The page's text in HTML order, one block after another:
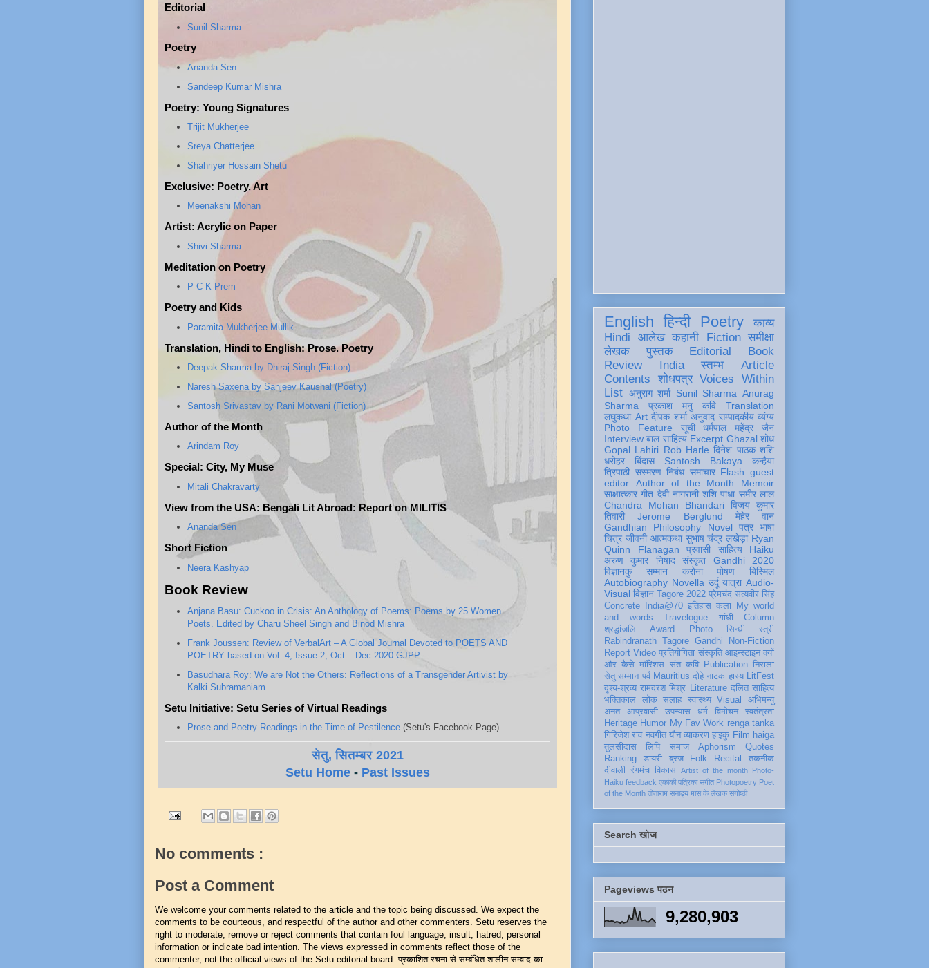
Editorial
Sunil Sharma
Poetry
Ananda Sen
Sandeep Kumar Mishra
Poetry: Young Signatures
Trijit Mukherjee
Sreya Chatterjee
Shahriyer Hossain Shetu
Exclusive: Poetry, Art
Meenakshi Mohan
Artist: Acrylic on Paper
Shivi Sharma
Meditation on Poetry
P C K Prem
Poetry and Kids
Paramita Mukherjee Mullik
Translation, Hindi to English: Prose. Poetry
Deepak Sharma by Dhiraj Singh (Fiction)
Naresh Saxena by Sanjeev Kaushal (Poetry)
Santosh Srivastav by Rani Motwani (Fiction)
Author of the Month
Arindam Roy
Special: City, My Muse
Mitali Chakravarty
View from the USA: Bengali Lit Abroad: Report on MILITIS
Ananda Sen
Short Fiction
Neera Kashyap
Book Review
Anjana Basu: Cuckoo in Crisis: An Anthology of Poems: Poems by 25 Women
Poets. Edited by Charu Sheel Singh and Binod Mishra
Frank Joussen: Review of VerbalArt – A Global Journal Devoted to POETS AND
POETRY based on Vol.-4, Issue-2, Oct – Dec 2020:GJPP
Basudhara Roy: We are Not the Others: Reflections of a Transgender Artivist by
Kalki Subramaniam
Setu Initiative: Setu Series of Virtual Readings
Prose and Poetry Readings in the Time of Pestilence(Setu's Facebook Page)
सेतु, सितम्बर 2021
Setu Home- Past Issues
No comments :
Post a Comment
We welcome your comments related to the article and the topic being discussed. We expect the
comments to be courteous, and respectful of the author and other commenters. Setu reserves the
right to moderate, remove or reject comments that contain foul language, insult, hatred, personal
information or indicate bad intention. The views expressed in comments reflect those of the
commenter, not the official views of the Setu editorial board. प्रकाशित रचना से सम्बंधित शालीन सम्वाद का
English हिन्दी Poetry
काव्य
Hindi
आलेख कहानी Fiction समीक्षा
लेखक
पुस्तक Editorial
Book
Review
India स्तम्भ
Article
Contents
शोधपत्र Voices Within
List अनुराग शर्मा Sunil Sharma Anurag
Sharma
प्रकाश मनु कवि
Translation
लघुकथा Art दीपक शर्मा अनुवाद सम्पादकीय व्यंग्य
Photo Feature
सूची
धर्मपाल महेंद्र जैन
Interview बाल साहित्य Excerpt Ghazal शोध
Gopal Lahiri Rob Harle दिनेश पाठक शशि
धरोहर
बिंदास Santosh Bakaya
कन्हैया
त्रिपाठी संस्मरण निबंध समाचार Flash guest
editor
Author of the Month
Memoir
साक्षात्कार गीत देवी नागरानी शशि पाधा समीर लाल
Chandra Mohan Bhandari विजय कुमार
तिवारी
Jerome Berglund
मेहेर वान
Gandhian Philosophy
Novel पत्र भाषा
चित्र जीवनी आत्मकथा सुभाष चंद्र लखेड़ा Ryan
Quinn Flanagan
प्रवासी साहित्य
Haiku
अरुण कुमार निषाद
संस्कृत
Gandhi 2020
विज्ञानकु
सम्मान करोना पोषण
बिस्मिल
Autobiography Novella उर्दू यात्रा Audio-
Visual विज्ञान Tagore 2022 प्रेमचंद सत्यवीर सिंह
Concrete
India@70 इतिहास कला
My world
and words
Travelogue गांधी
Column
श्रद्धांजलि
Award Photo सिन्धी
स्त्री
Rabindranath Tagore Gandhi
Non-Fiction
Report Video प्रतियोगिता संस्कृति आइन्स्टाइन क्यों
और कैसे मॉरिशस संत कवि Publication निराला
सेतु सम्मान पर्व Mauritius दोहे नाटक हास्य LitFest
दृश्य-श्रव्य रामदरश मिश्र Literature दलित साहित्य
भक्तिकाल
लोक सलाह स्वास्थ्य Visual
अभिमन्यु
अनत
आप्रवासी उपन्यास धर्म विमोचन
स्वतंत्रता
Heritage Humor My Fav Work renga tanka
गिरिजेश राव नवगीत यौन व्याकरण हाइकु Film haiga
तुलसीदास
लिपि समाज Aphorism
Quotes
Ranking
डायरी ब्रज Folk Recital
तकनीक
दीवाली रंगमंच विकास Artist of the month Photo-
Haiku feedback एकांकी पत्रिका संगीत Photopoetry Poet
of the Month तोताराम सनाढ्य मास के लेखक संगोष्ठी
Search खोज
Pageviews पठन
9,280,903